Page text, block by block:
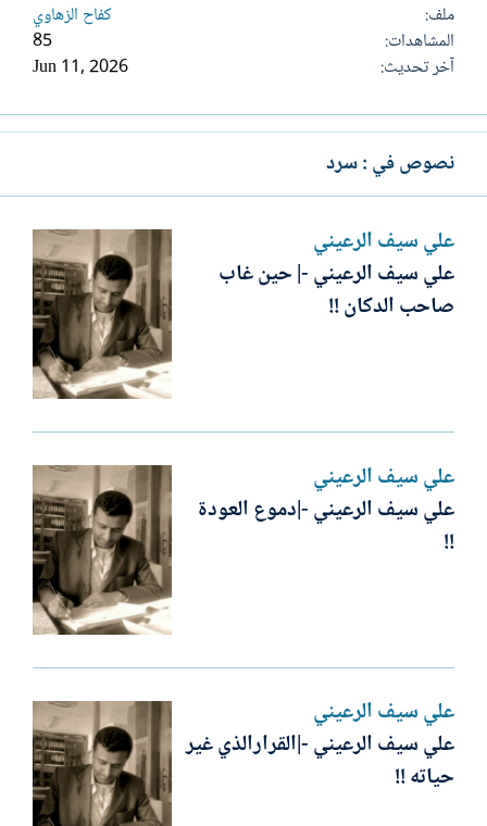
ملف
كفاح الزهاوي
المشاهدات
85
آخر تحديث
Jun 11, 2026
نصوص في : سرد
علي سيف الرعيني
علي سيف الرعيني -| حين غاب
صاحب الدكان !!
علي سيف الرعيني
علي سيف الرعيني -|دموع العودة
!!
علي سيف الرعيني
علي سيف الرعيني -|القرارالذي غير
حياته !!